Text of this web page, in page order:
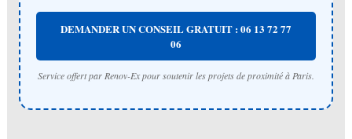
DEMANDER UN CONSEIL GRATUIT : 06 13 72 77
06
Service offert par Renov-Ex pour soutenir les projets de proximité à Paris.